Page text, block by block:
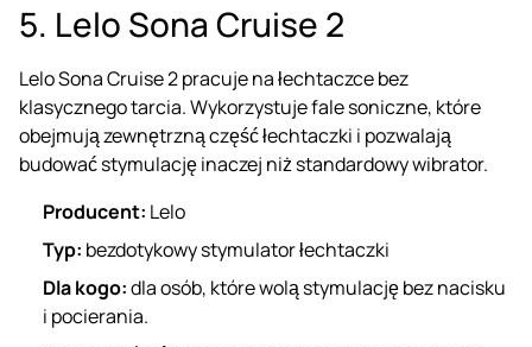
5. Lelo Sona Cruise 2
Lelo Sona Cruise 2 pracuje na łechtaczce bez
klasycznego tarcia. Wykorzystuje fale soniczne, które
obejmują zewnętrzną część łechtaczki i pozwalają
budować stymulację inaczej niż standardowy wibrator.
Producent: Lelo
Typ: bezdotykowy stymulator łechtaczki
Dla kogo:dla osób, które wolą stymulację bez nacisku
i pocierania.